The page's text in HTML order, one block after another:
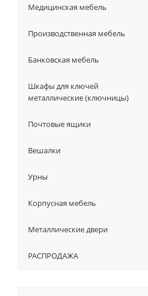
Медицинская мебель
Производственная мебель
Банковская мебель
Шкафы для ключей
металлические (ключницы)
Почтовые ящики
Вешалки
Урны
Корпусная мебель
Металлические двери
РАСПРОДАЖА